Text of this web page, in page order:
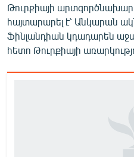
Թուրքիայի
հայտարարել է՝ Անկարան
Ֆինլանդիան կդադարեն
հետո Թուրքիայի